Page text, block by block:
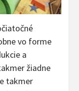
vo forme
a
žiadne
takmer